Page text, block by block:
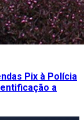
Pix à Polícia
a